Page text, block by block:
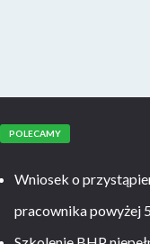
POLECAMY
Wniosek o
pracownika powyżej